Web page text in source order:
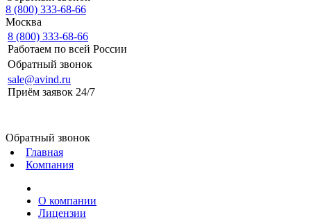
8 (800) 333-68-66
Москва
8 (800) 333-68-66
Работаем по всей России
Обратный звонок
sale@avind.ru
Приём заявок 24/7
Обратный звонок
Главная
Компания
О компании
Лицензии